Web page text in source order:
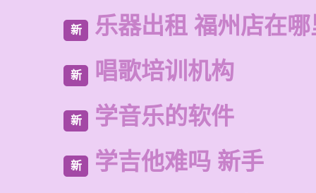
新 乐器出租 福州店在
新 唱歌培训机构
新 学音乐的软件
新 学吉他难吗 新手